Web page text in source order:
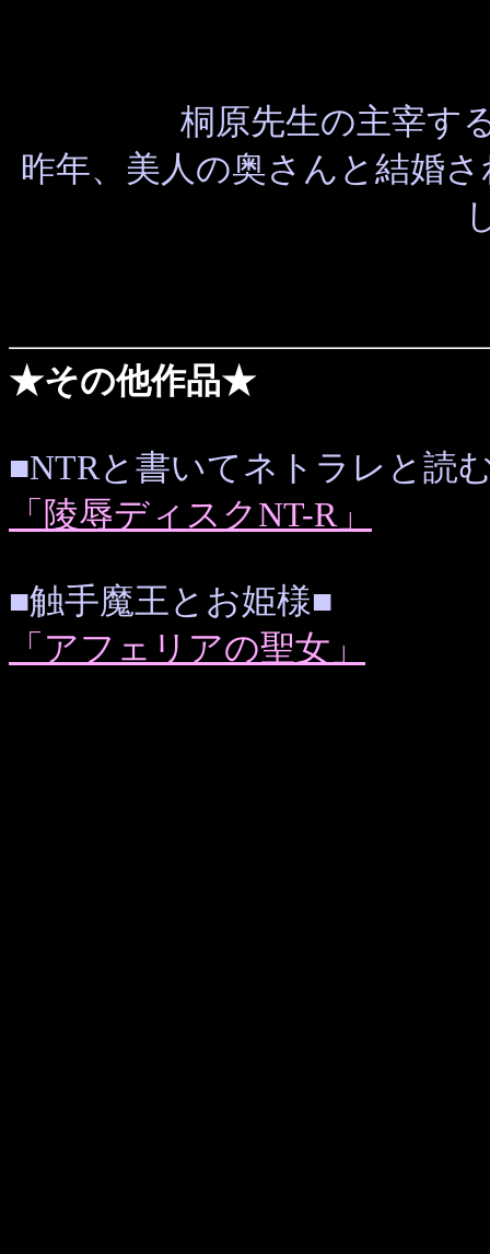
桐原先生の主宰す
昨年、美人の奥さんと結婚
★その他作品★
■NTRと書いてネトラレと読
「陵辱ディスクNT-R」
■触手魔王とお姫様■
「アフェリアの聖女」